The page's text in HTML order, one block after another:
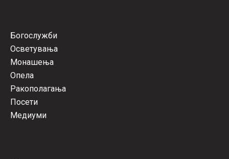
Богослужби
Осветувања
Монашења
Опела
Ракополагања
Посети
Медиуми